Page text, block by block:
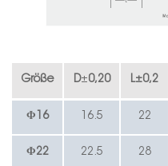
Größe D±0,20 L±0,2
Φ16 16.5 22
Φ22 22.5 28